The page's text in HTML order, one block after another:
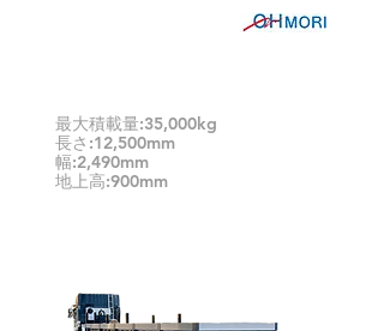
最大積載量:35,000kg
長さ:12,500mm
幅:2,490mm
地上高:900mm